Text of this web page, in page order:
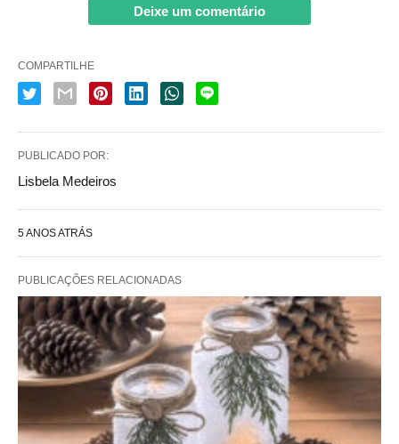
Deixe um comentário
COMPARTILHE
PUBLICADO POR:
Lisbela Medeiros
5 ANOS ATRÁS
PUBLICAÇÕES RELACIONADAS